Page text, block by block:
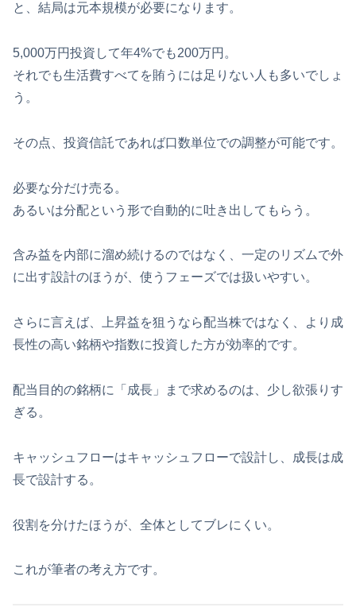
と、結局は元本規模が必要になります。
5,000万円投資して年4%でも200万円。
それでも生活費すべてを賄うには足りない人も多いでしょ
う。
その点、投資信託であれば口数単位での調整が可能です。
必要な分だけ売る。
あるいは分配という形で自動的に吐き出してもらう。
含み益を内部に溜め続けるのではなく、一定のリズムで外
に出す設計のほうが、使うフェーズでは扱いやすい。
さらに言えば、上昇益を狙うなら配当株ではなく、より成
長性の高い銘柄や指数に投資した方が効率的です。
配当目的の銘柄に「成長」まで求めるのは、少し欲張りす
ぎる。
キャッシュフローはキャッシュフローで設計し、成長は成
長で設計する。
役割を分けたほうが、全体としてブレにくい。
これが筆者の考え方です。